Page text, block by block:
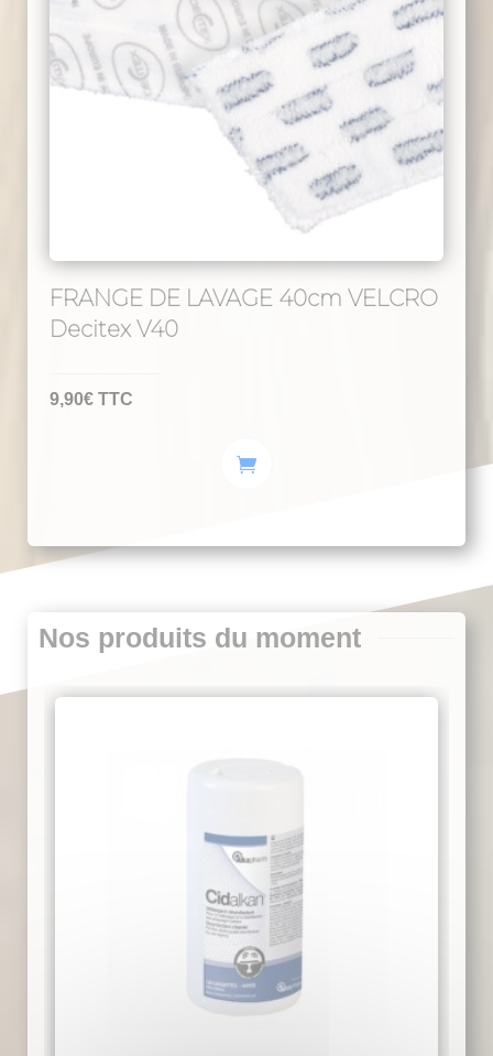
FRANGE DE LAVAGE 40cm VELCRO
Decitex V40
9,90€ TTC
Nos produits du moment